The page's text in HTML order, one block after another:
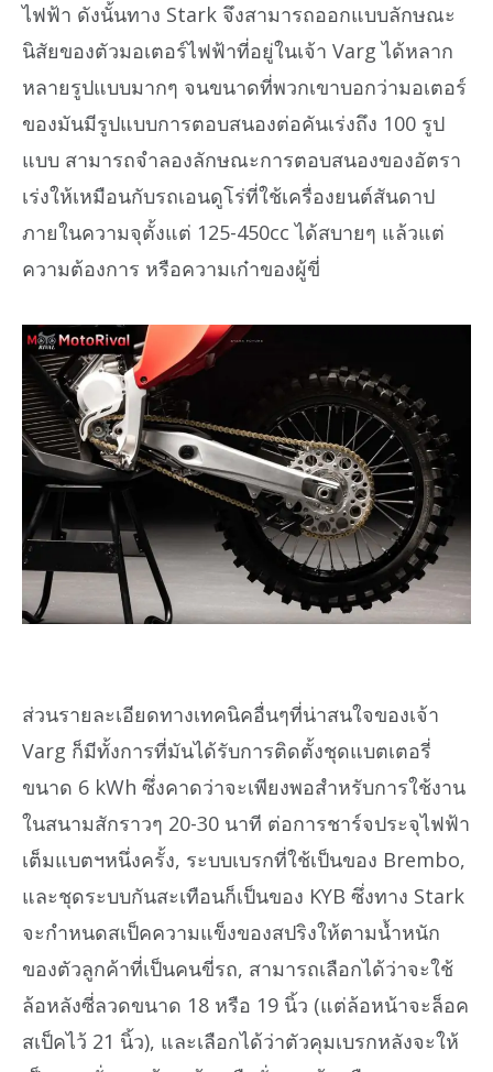
ไฟฟ้า ดังนั้นทาง Stark จึงสามารถออกแบบลักษณะ
นิสัยของตัวมอเตอร์ไฟฟ้าที่อยู่ในเจ้า Varg ได้หลาก
หลายรูปแบบมากๆ จนขนาดที่พวกเขาบอกว่ามอเตอร์
ของมันมีรูปแบบการตอบสนองต่อคันเร่งถึง 100 รูป
แบบ สามารถจำลองลักษณะการตอบสนองของอัตรา
เร่งให้เหมือนกับรถเอนดูโร่ที่ใช้เครื่องยนต์สันดาป
ภายในความจุตั้งแต่ 125-450cc ได้สบายๆ แล้วแต่
ความต้องการ หรือความเก๋าของผู้ขี่
ส่วนรายละเอียดทางเทคนิคอื่นๆที่น่าสนใจของเจ้า
Varg ก็มีทั้งการที่มันได้รับการติดตั้งชุดแบตเตอรี่
ขนาด 6 kWh ซึ่งคาดว่าจะเพียงพอสำหรับการใช้งาน
ในสนามสักราวๆ 20-30 นาที ต่อการชาร์จประจุไฟฟ้า
เต็มแบตฯหนึ่งครั้ง, ระบบเบรกที่ใช้เป็นของ Brembo,
และชุดระบบกันสะเทือนก็เป็นของ KYB ซึ่งทาง Stark
จะกำหนดสเป็คความแข็งของสปริงให้ตามน้ำหนัก
ของตัวลูกค้าที่เป็นคนขี่รถ, สามารถเลือกได้ว่าจะใช้
ล้อหลังซี่ลวดขนาด 18 หรือ 19 นิ้ว (แต่ล้อหน้าจะล็อค
สเป็คไว้ 21 นิ้ว), และเลือกได้ว่าตัวคุมเบรกหลังจะให้